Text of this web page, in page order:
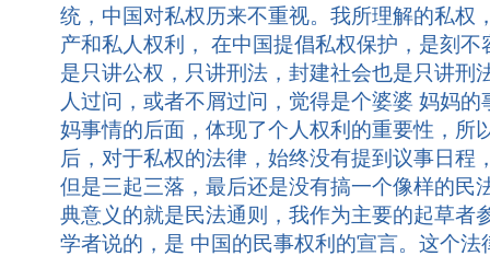
统，中国对私权历来不重视。我所理解的私权
产和私人权利， 在中国提倡私权保护，是刻
是只讲公权，只讲刑法，封建社会也是只讲刑
人过问，或者不屑过问，觉得是个婆婆 妈妈
妈事情的后面，体现了个人权利的重要性，所
后，对于私权的法律，始终没有提到议事日程
但是三起三落，最后还是没有搞一个像样的民
典意义的就是民法通则，我作为主要的起草者
学者说的，是 中国的民事权利的宣言。这个